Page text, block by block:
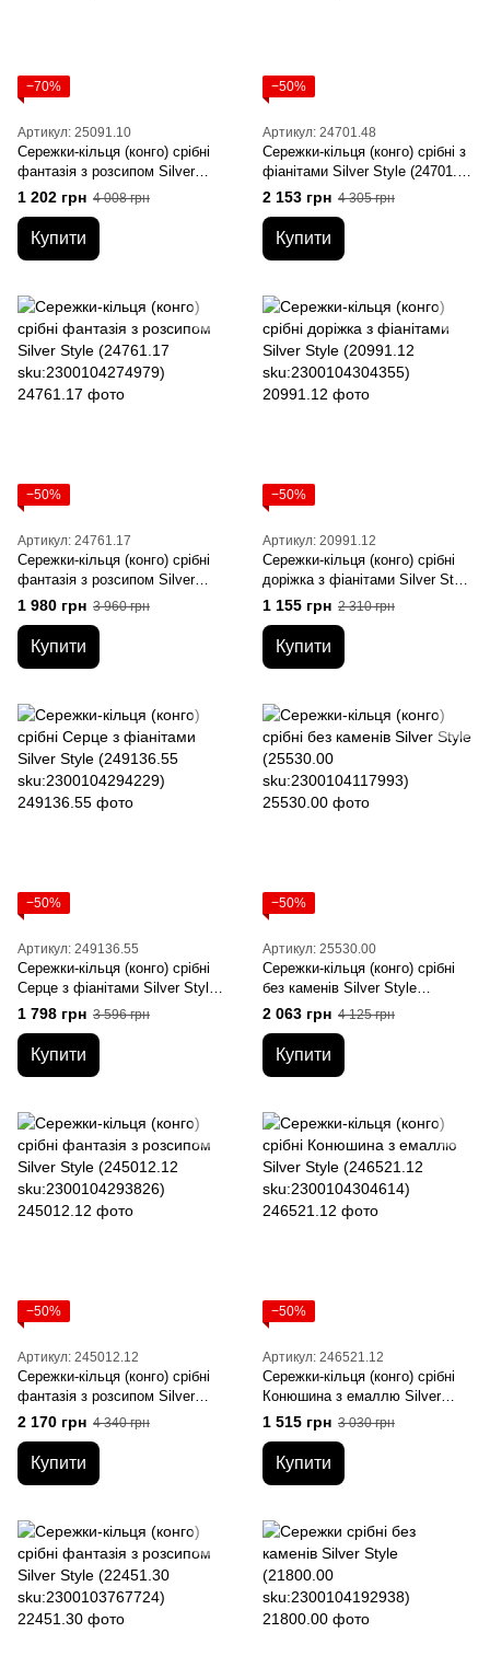
−70%
Артикул: 25091.10
Сережки-кільця (конго) срібні
фантазія з розсипом Silver
Style (25091.10
sku:2300104118037)
1 202 грн 4 008 грн
Купити
−50%
Артикул: 24701.48
Сережки-кільця (конго) срібні з
фіанітами Silver Style (24701.48
sku:2300103913565)
2 153 грн 4 305 грн
Купити
−50%
Артикул: 24761.17
Сережки-кільця (конго) срібні
фантазія з розсипом Silver
Style (24761.17
sku:2300104274979)
1 980 грн 3 960 грн
Купити
−50%
Артикул: 20991.12
Сережки-кільця (конго) срібні
доріжка з фіанітами Silver Style
(20991.12 sku:2300104304355)
1 155 грн 2 310 грн
Купити
−50%
Артикул: 249136.55
Сережки-кільця (конго) срібні
Серце з фіанітами Silver Style
(249136.55 sku:2300104294229)
1 798 грн 3 596 грн
Купити
−50%
Артикул: 25530.00
Сережки-кільця (конго) срібні
без каменів Silver Style
(25530.00 sku:2300104117993)
2 063 грн 4 125 грн
Купити
−50%
Артикул: 245012.12
Сережки-кільця (конго) срібні
фантазія з розсипом Silver
Style (245012.12
sku:2300104293826)
2 170 грн 4 340 грн
Купити
−50%
Артикул: 246521.12
Сережки-кільця (конго) срібні
Конюшина з емаллю Silver
Style (246521.12
sku:2300104304614)
1 515 грн 3 030 грн
Купити